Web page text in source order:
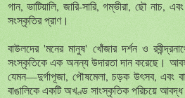
গান, ভাটিয়ালি, জারি-সারি, গম্ভীরা, ছৌ নাচ,
সংস্কৃতির প্রাণ।
বাউলদের 'মনের মানুষ' খোঁজার দর্শন ও
সংস্কৃতিকে এক অনন্য উদারতা দান করেছে।
যেমন—দুর্গাপূজা, পৌষমেলা, চড়ক উৎসব, এবং
বাঙালিকে একটি অখণ্ড সাংস্কৃতিক পরিচয়ে